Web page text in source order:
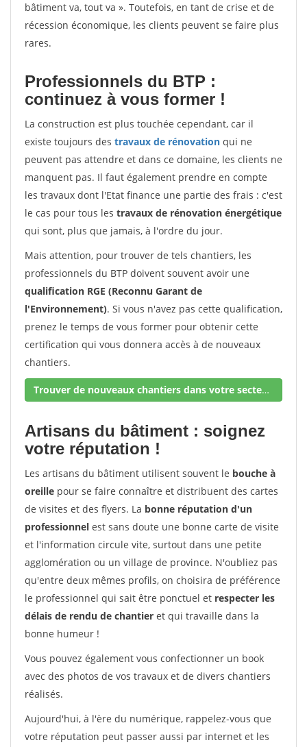
bâtiment va, tout va ». Toutefois, en tant de crise et de
récession économique, les clients peuvent se faire plus
rares.
Professionnels du BTP :
continuez à vous former !
La construction est plus touchée cependant, car il
existe toujours des travaux de rénovation qui ne
peuvent pas attendre et dans ce domaine, les clients ne
manquent pas. Il faut également prendre en compte
les travaux dont l'Etat finance une partie des frais : c'est
le cas pour tous les travaux de rénovation énergétique
qui sont, plus que jamais, à l'ordre du jour.
Mais attention, pour trouver de tels chantiers, les
professionnels du BTP doivent souvent avoir une
qualification RGE (Reconnu Garant de
l'Environnement). Si vous n'avez pas cette qualification,
prenez le temps de vous former pour obtenir cette
certification qui vous donnera accès à de nouveaux
chantiers.
Trouver de nouveaux chantiers dans votre secteur !
Artisans du bâtiment : soignez
votre réputation !
Les artisans du bâtiment utilisent souvent le bouche à
oreille pour se faire connaître et distribuent des cartes
de visites et des flyers. La bonne réputation d'un
professionnel est sans doute une bonne carte de visite
et l'information circule vite, surtout dans une petite
agglomération ou un village de province. N'oubliez pas
qu'entre deux mêmes profils, on choisira de préférence
le professionnel qui sait être ponctuel et respecter les
délais de rendu de chantier et qui travaille dans la
bonne humeur !
Vous pouvez également vous confectionner un book
avec des photos de vos travaux et de divers chantiers
réalisés.
Aujourd'hui, à l'ère du numérique, rappelez-vous que
votre réputation peut passer aussi par internet et les